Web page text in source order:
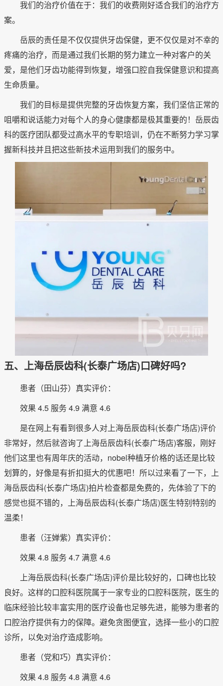
我们的治疗价值在于：我们的收费刚好适合我们的治疗方
案。
岳辰的责任是不仅仅提供牙齿保健，更不仅仅是对不幸的
疼痛的治疗，而是通过我们长期的努力建立一种对客户的关
爱，是他们牙齿功能得到恢复，增强口腔自我保健意识和提高
生命质量。
我们的目标是提供完整的牙齿恢复方案，我们坚信正常的
咀嚼和说话能力对每个人的身心健康都是极其重要的！岳辰齿
科的医疗团队都受过高水平的专职培训，仍在不断努力学习掌
握新科技并且把这些新技术运用到我们的服务中。
五、上海岳辰齿科(长泰广场店)口碑好吗?
患者（田山芬）真实评价：
效果 4.5 服务 4.9 满意 4.6
是在网上有看到很多人对上海岳辰齿科(长泰广场店)评价
非常好，然后就咨询了上海岳辰齿科(长泰广场店)客服，刚好
他们这里也有周年庆的活动，nobel种植牙价格的话还是比较
划算的，好像是有折扣挺大的优惠吧！所以过来看了一下，上
海岳辰齿科(长泰广场店)拍片检查都是免费的，先体验了下的
感觉也挺不错的，上海岳辰齿科(长泰广场店)医生特别特别的
温柔！
患者（汪婵紫）真实评价：
效果 4.8 服务 4.7 满意 4.6
上海岳辰齿科(长泰广场店)评价是比较好的，口碑也比较
良好。这样的口腔科医院属于一家专业的口腔科医院，医生的
临床经验比较丰富实用的医疗设备也足够先进，能够为患者的
口腔治疗提供有力的保障。避免贪图便宜，选择一些小的口腔
诊所，以免对治疗造成影响。
患者（党和巧）真实评价：
效果 4.8 服务 4.8 满意 4.6